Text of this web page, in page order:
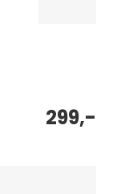
299,-